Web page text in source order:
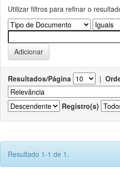
Utilizar filtros para refinar o
Resultados/Página |
Registro(s)
Resultado 1-1 de 1.